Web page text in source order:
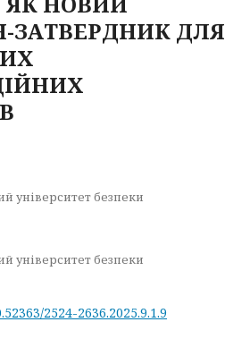
ЗАТВЕРДНИК ДЛЯ
університет безпеки
університет безпеки
2524-2636.2025.9.1.9